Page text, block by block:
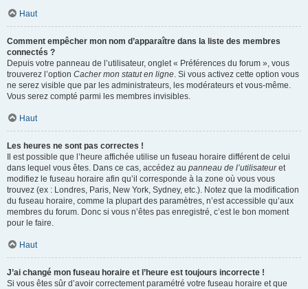
Haut
Comment empêcher mon nom d’apparaître dans la liste des membres
connectés ?
Depuis votre panneau de l’utilisateur, onglet « Préférences du forum », vous
trouverez l’option Cacher mon statut en ligne. Si vous activez cette option vous
ne serez visible que par les administrateurs, les modérateurs et vous-même.
Vous serez compté parmi les membres invisibles.
Haut
Les heures ne sont pas correctes !
Il est possible que l’heure affichée utilise un fuseau horaire différent de celui
dans lequel vous êtes. Dans ce cas, accédez au panneau de l’utilisateuret
modifiez le fuseau horaire afin qu’il corresponde à la zone où vous vous
trouvez (ex : Londres, Paris, New York, Sydney, etc.). Notez que la modification
du fuseau horaire, comme la plupart des paramètres, n’est accessible qu’aux
membres du forum. Donc si vous n’êtes pas enregistré, c’est le bon moment
pour le faire.
Haut
J’ai changé mon fuseau horaire et l’heure est toujours incorrecte !
Si vous êtes sûr d’avoir correctement paramétré votre fuseau horaire et que